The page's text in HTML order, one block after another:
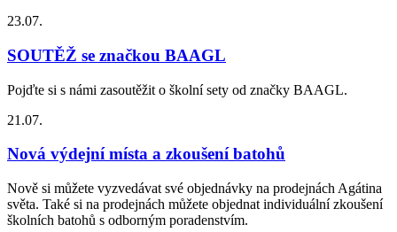
23.07.
SOUTĚŽ se značkou BAAGL
Pojďte si s námi zasoutěžit o školní sety od značky BAAGL.
21.07.
Nová výdejní místa a zkoušení batohů
Nově si můžete vyzvedávat své objednávky na prodejnách Agátina
světa. Také si na prodejnách můžete objednat individuální zkoušení
školních batohů s odborným poradenstvím.